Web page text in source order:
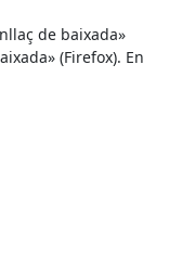
de baixada»
(Firefox). En